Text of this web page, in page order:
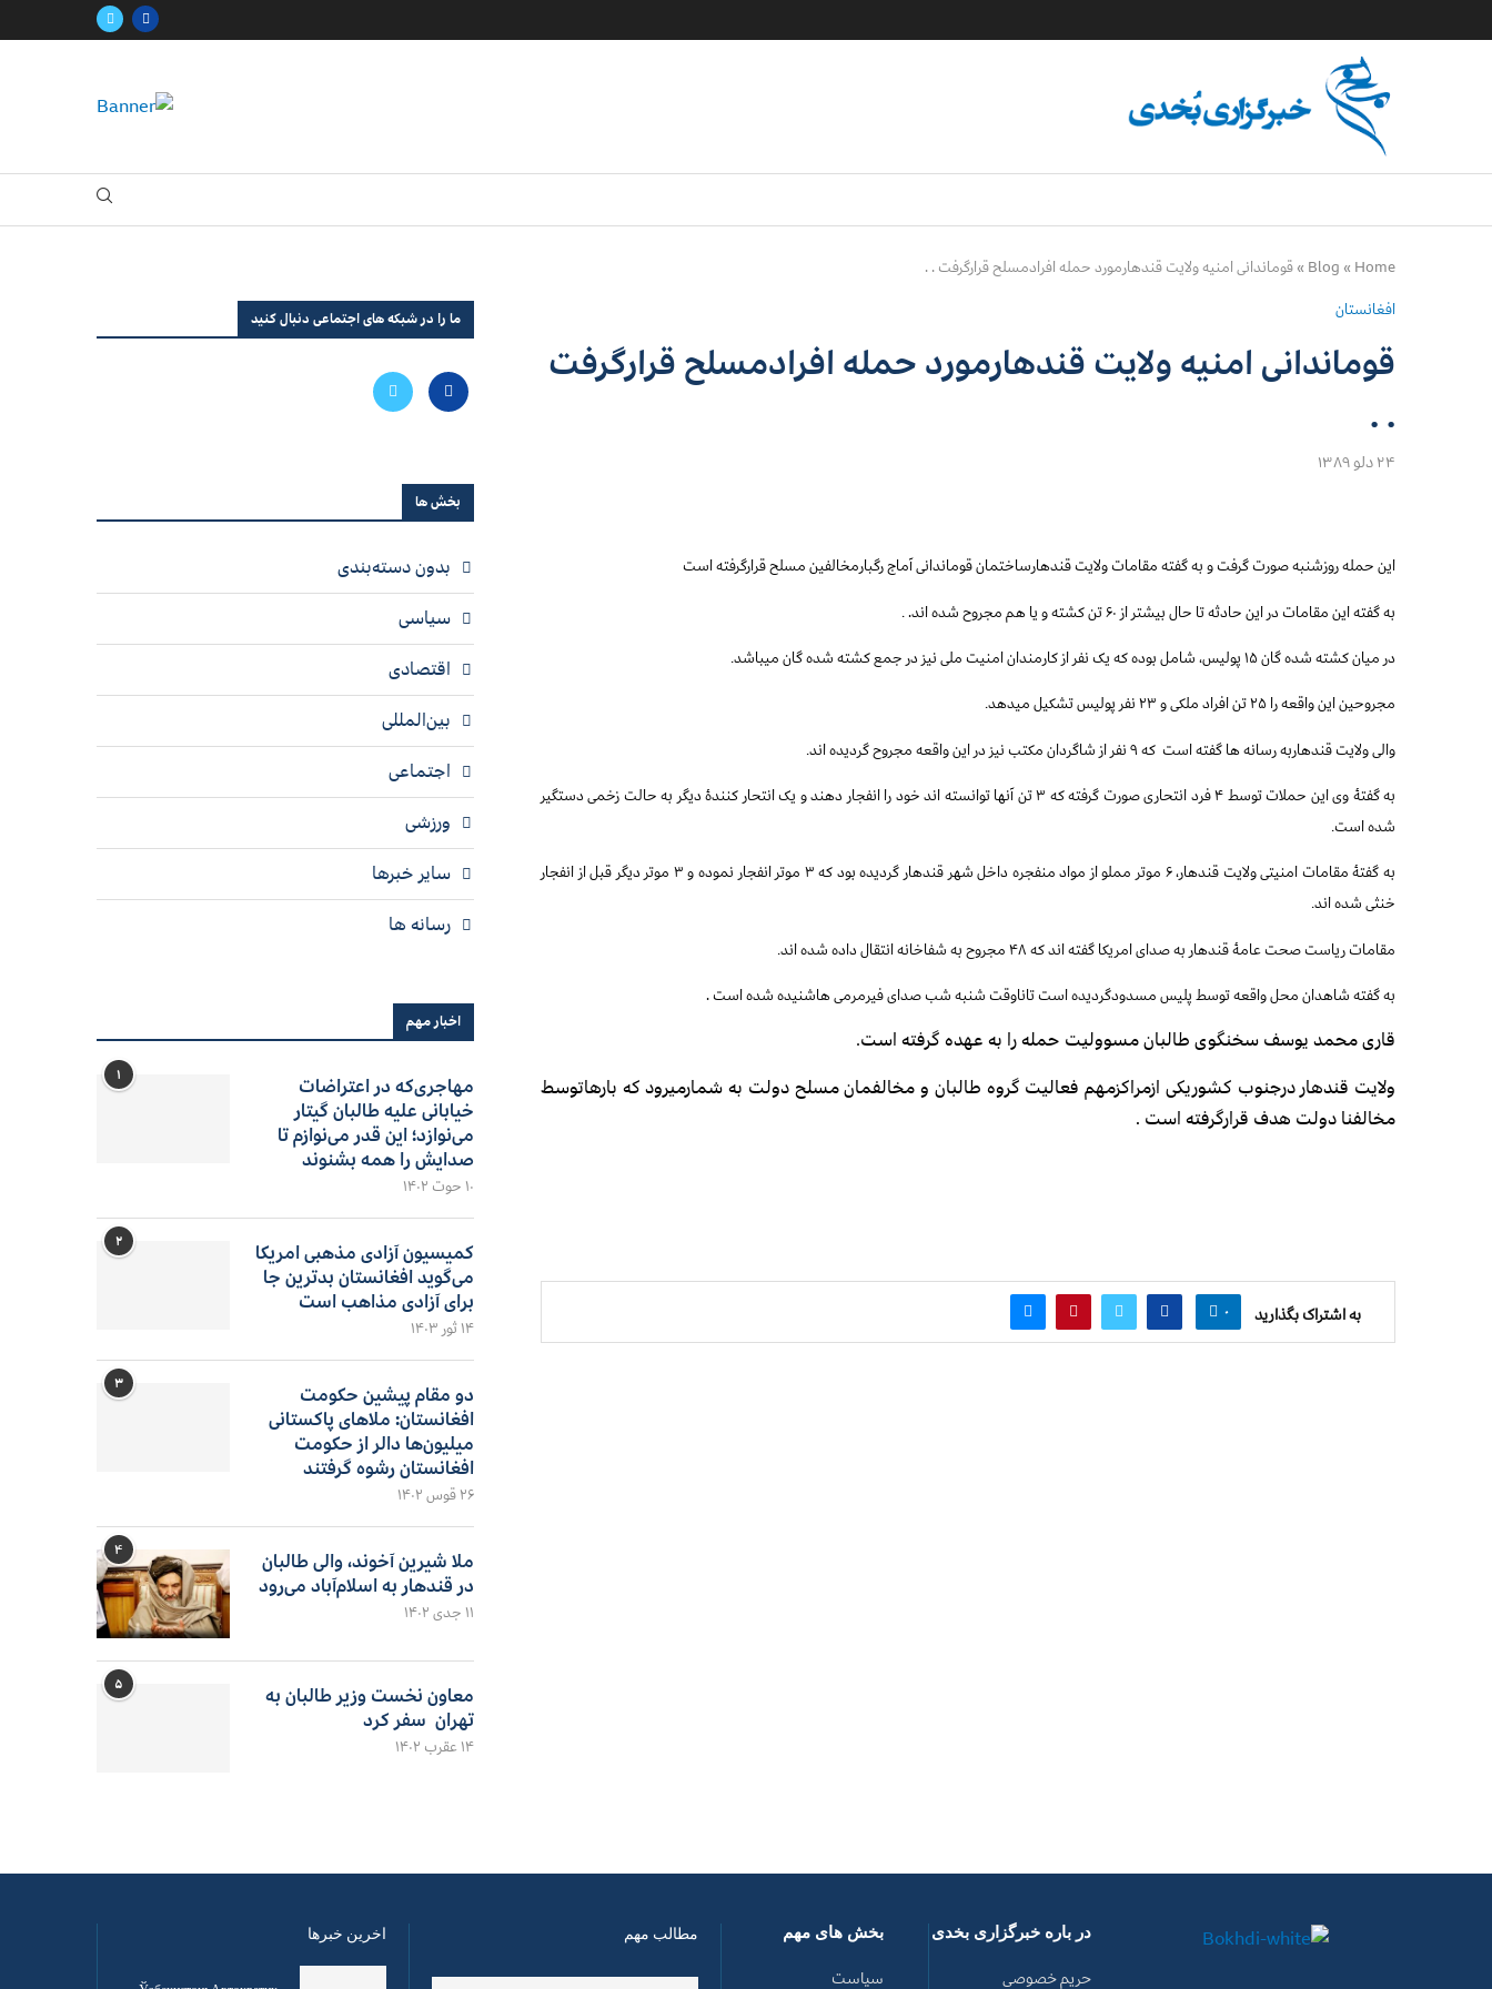
Home
»
Blog
»قوماندانی امنیه ولایت قندهارمورد حمله افرادمسلح قرارگرفت . .
افغانستان
قوماندانی امنیه ولایت قندهارمورد حمله افرادمسلح قرارگرفت
. .
۲۴ دلو ۱۳۸۹
این حمله روزشنبه صورت گرفت و به گفته مقامات ولایت قندهارساختمان قوماندانی آماج رگبارمخالفین مسلح قرارگرفته است
به گفته این مقامات در این حادثه تا حال بیشتر از ۶۰ تن کشته و یا هم مجروح شده اند.
.
در میان کشته شده گان ۱۵ پولیس، شامل بوده که یک نفر از کارمندان امنیت ملی نیز در جمع کشته شده گان میباشد .
مجروحین این واقعه را ۲۵ تن افراد ملکی و ۲۳ نفر پولیس تشکیل میدهد .
والی ولایت قندهاربه رسانه ها گفته است که ۹ نفر از شاگردان مکتب نیز در این واقعه مجروح گردیده اند .
به گفتۀ وی این حملات توسط ۴ فرد انتحاری صورت گرفته که ۳ تن آنها توانسته اند خود را انفجار دهند و یک انتحار کنندۀ دیگر به حالت زخمی دستگیر
شده است.
به گفتۀ مقامات امنیتی ولایت قندهار، ۶ موتر مملو از مواد منفجره داخل شهر قندهار گردیده بود که ۳ موتر انفجار نموده و ۳ موتر دیگر قبل از انفجار
خنثی شده اند.
مقامات ریاست صحت عامۀ قندهار به صدای امریکا گفته اند که ۴۸ مجروح به شفاخانه انتقال داده شده اند .
به گفته شاهدان محل واقعه توسط پلیس مسدودگردیده است تاناوقت شنبه شب صدای فیرمرمی هاشنیده شده است .
قاری محمد یوسف سخنگوی طالبان مسوولیت حمله را به عهده گرفته است.
ولایت قندهار درجنوب کشوریکی ازمراکزمهم فعالیت گروه طالبان و مخالفمان مسلح دولت به شمارمیرود که بارهاتوسط
مخالفنا دولت هدف قرارگرفته است .
به اشتراک بگذارید ۰
ما را در شبکه های اجتماعی دنبال کنید
بخش ها
بدون دسته‌بندی
سیاسی
اقتصادی
بین‌المللی
اجتماعی
ورزشی
سایر خبرها
رسانه ها
اخبار مهم
۱
مهاجری‌که در اعتراضات
خیابانی علیه طالبان گیتار
می‌نوازد؛ این قدر می‌نوازم تا
صدایش را همه بشنوند
۱۰ حوت ۱۴۰۲
۲
کمیسیون آزادی مذهبی امریکا
می‌گوید افغانستان بدترین جا
برای آزادی مذاهب است
۱۴ ثور ۱۴۰۳
۳
دو مقام پیشین حکومت
افغانستان: ملاهای پاکستانی
میلیون‌ها دالر از حکومت
افغانستان رشوه گرفتند
۲۶ قوس ۱۴۰۲
۴
ملا شیرین آخوند، والی طالبان
در قندهار به اسلام‌آباد می‌رود
۱۱ جدی ۱۴۰۲
۵
معاون نخست وزیر طالبان به
تهران سفر کرد
۱۴ عقرب ۱۴۰۲
در باره خبرگزاری بخدی
حریم خصوصی
بخش های مهم
سیاست
مطالب مهم اخرین خبرها